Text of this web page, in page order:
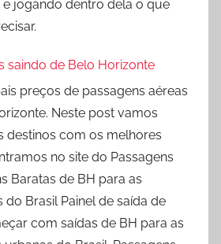
jogando dentro dela o que
saindo de Belo Horizonte
preços de passagens aéreas
Neste post vamos
destinos com os melhores
no site do Passagens
Baratas de BH para as
do Brasil Painel de saída de
com saídas de BH para as